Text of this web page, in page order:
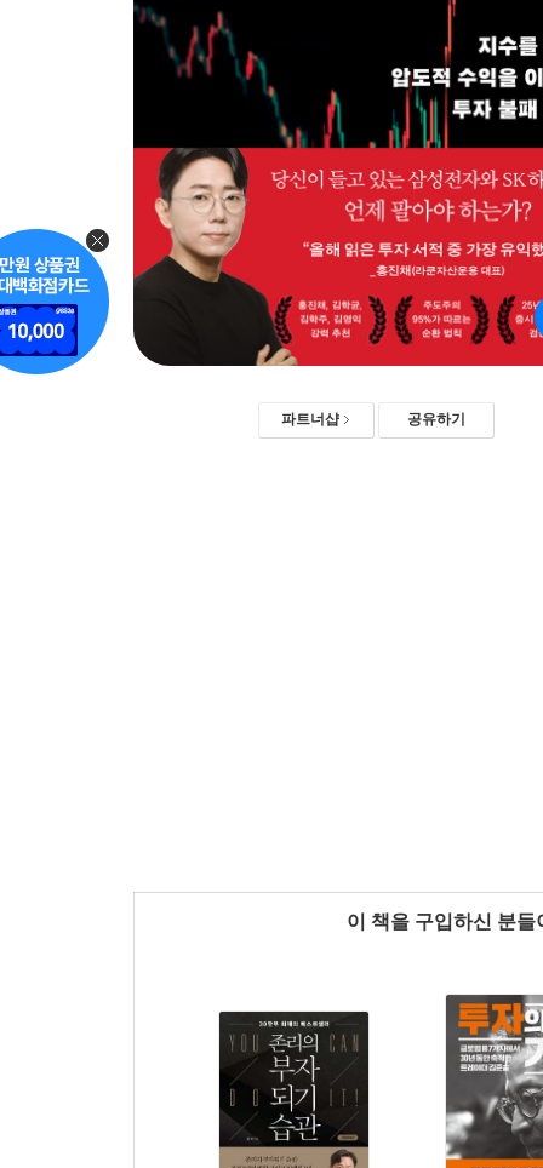
파트너샵 공유하기
이 책을 구입하신 분